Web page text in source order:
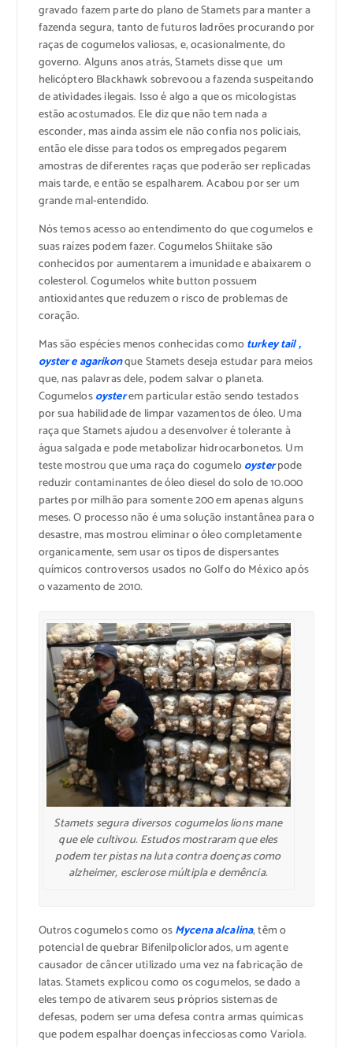
gravado fazem parte do plano de Stamets para manter a
fazenda segura, tanto de futuros ladrões procurando por
raças de cogumelos valiosas, e, ocasionalmente, do
governo. Alguns anos atrás, Stamets disse que um
helicóptero Blackhawk sobrevoou a fazenda suspeitando
de atividades ilegais. Isso é algo a que os micologistas
estão acostumados. Ele diz que não tem nada a
esconder, mas ainda assim ele não confia nos policiais,
então ele disse para todos os empregados pegarem
amostras de diferentes raças que poderão ser replicadas
mais tarde, e então se espalharem. Acabou por ser um
grande mal-entendido.
Nós temos acesso ao entendimento do que cogumelos e
suas raízes podem fazer. Cogumelos Shiitake são
conhecidos por aumentarem a imunidade e abaixarem o
colesterol. Cogumelos white button possuem
antioxidantes que reduzem o risco de problemas de
coração.
Mas são espécies menos conhecidas comoturkey tail ,
oyster e agarikonque Stamets deseja estudar para meios
que, nas palavras dele, podem salvar o planeta.
Cogumelosoysterem particular estão sendo testados
por sua habilidade de limpar vazamentos de óleo. Uma
raça que Stamets ajudou a desenvolver é tolerante à
água salgada e pode metabolizar hidrocarbonetos. Um
teste mostrou que uma raça do cogumelooysterpode
reduzir contaminantes de óleo diesel do solo de 10.000
partes por milhão para somente 200 em apenas alguns
meses. O processo não é uma solução instantânea para o
desastre, mas mostrou eliminar o óleo completamente
organicamente, sem usar os tipos de dispersantes
químicos controversos usados no Golfo do México após
o vazamento de 2010.
Stamets segura diversos cogumelos lions mane
que ele cultivou. Estudos mostraram que eles
podem ter pistas na luta contra doenças como
alzheimer, esclerose múltipla e demência.
Outros cogumelos como osMycena alcalina, têm o
potencial de quebrar Bifenilpoliclorados, um agente
causador de câncer utilizado uma vez na fabricação de
latas. Stamets explicou como os cogumelos, se dado a
eles tempo de ativarem seus próprios sistemas de
defesas, podem ser uma defesa contra armas químicas
que podem espalhar doenças infecciosas como Varíola.